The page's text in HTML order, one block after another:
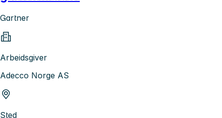
Gartner
Arbeidsgiver
Adecco Norge AS
Sted